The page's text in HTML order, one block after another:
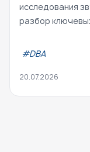
исследования
разбор
#DBA
20.07.2026